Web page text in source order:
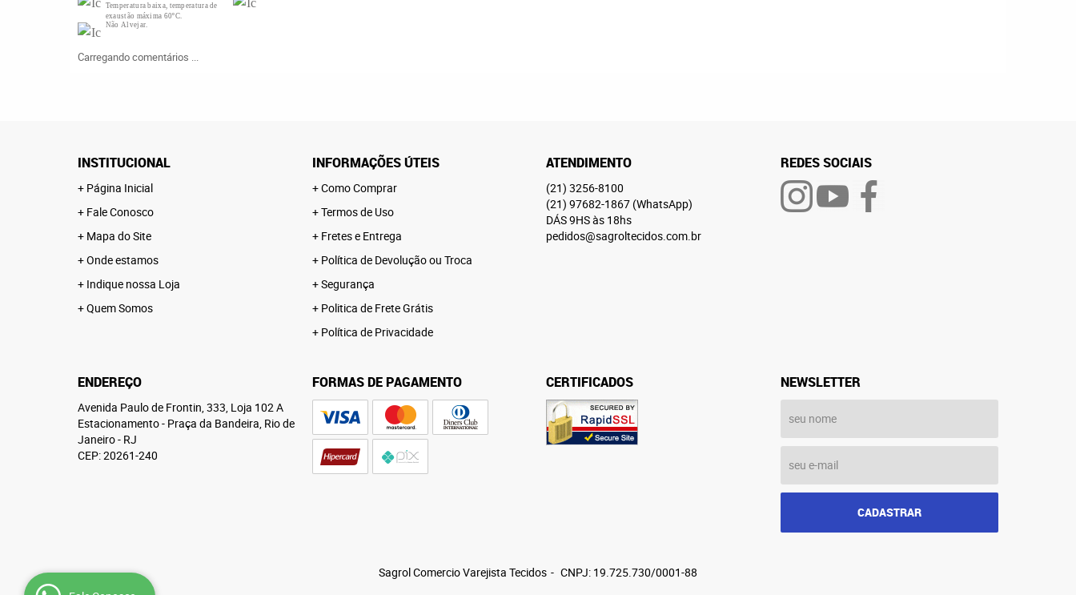
Temperatura baixa, temperatura de
exaustão máxima 60ºC.
Não Alvejar.
Carregando comentários ...
INSTITUCIONAL
Página Inicial
Fale Conosco
Mapa do Site
Onde estamos
Indique nossa Loja
Quem Somos
INFORMAÇÕES ÚTEIS
Como Comprar
Termos de Uso
Fretes e Entrega
Política de Devolução ou Troca
Segurança
Politica de Frete Grátis
Política de Privacidade
ATENDIMENTO
(21) 3256-8100
(21) 97682-1867 (WhatsApp)
DÁS 9HS às 18hs
pedidos@sagroltecidos.com.br
REDES SOCIAIS
ENDEREÇO
Avenida Paulo de Frontin, 333, Loja 102 A
Estacionamento- Praça da Bandeira, Rio de
Janeiro- RJ
CEP: 20261-240
FORMAS DE PAGAMENTO CERTIFICADOS NEWSLETTER
CADASTRAR
Sagrol Comercio Varejista Tecidos
CNPJ: 19.725.730/0001-88